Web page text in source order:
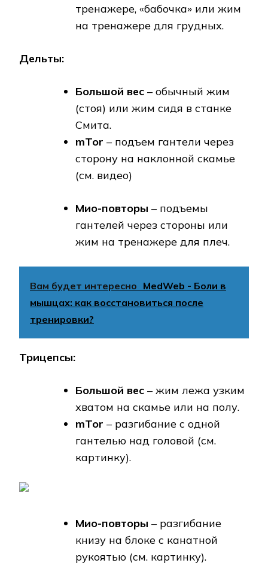
тренажере, «бабочка» или жим
на тренажере для грудных.
Дельты:
Большой вес – обычный жим
(стоя) или жим сидя в станке
Смита.
mTor – подъем гантели через
сторону на наклонной скамье
(см. видео)
Мио-повторы – подъемы
гантелей через стороны или
жим на тренажере для плеч.
Вам будет интересно MedWeb - Боли в
мышцах: как восстановиться после
тренировки?
Трицепсы:
Большой вес – жим лежа узким
хватом на скамье или на полу.
mTor – разгибание с одной
гантелью над головой (см.
картинку).
Мио-повторы – разгибание
книзу на блоке с канатной
рукоятью (см. картинку).